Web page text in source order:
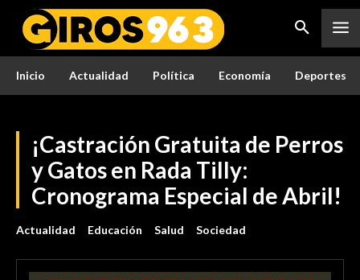
Inicio Actualidad Política Economía Deportes
¡Castración Gratuita de Perros
y Gatos en Rada Tilly:
Cronograma Especial de Abril!
Actualidad Educación Salud Sociedad